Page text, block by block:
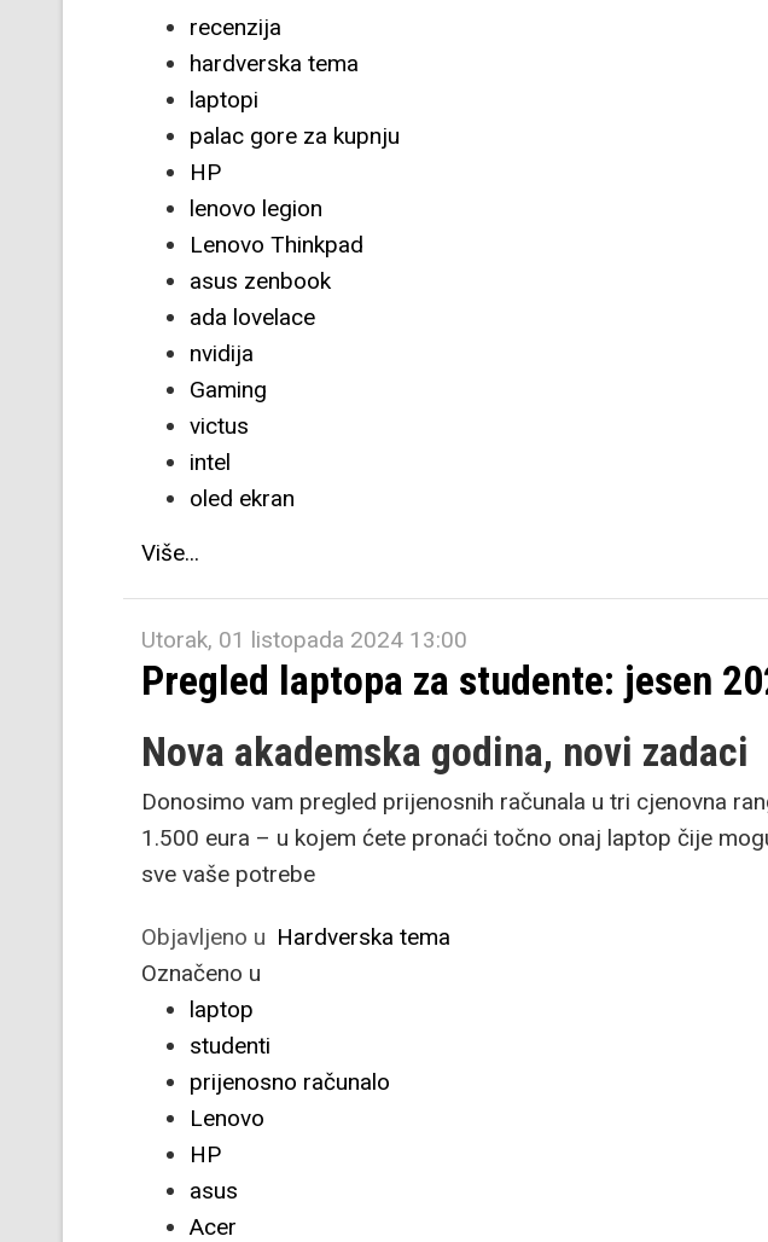
recenzija
hardverska tema
laptopi
palac gore za kupnju
HP
lenovo legion
Lenovo Thinkpad
asus zenbook
ada lovelace
nvidija
Gaming
victus
intel
oled ekran
Više...
Utorak, 01 listopada 2024 13:00
Pregled laptopa za studente: jesen
Nova akademska godina, novi zadaci
Donosimo vam pregled prijenosnih računala u tri cjenovna
1.500 eura – u kojem ćete pronaći točno onaj laptop čije
sve vaše potrebe
Objavljeno u Hardverska tema
Označeno u
laptop
studenti
prijenosno računalo
Lenovo
HP
asus
Acer